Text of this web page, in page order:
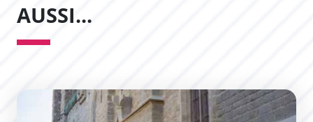
AUSSI...
Église Saint-Vincent : préserver et révéler les traces de